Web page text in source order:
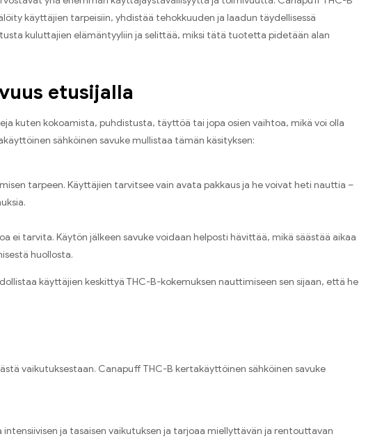
käyttäjien tarpeisiin, yhdistää tehokkuuden ja laadun täydellisessä
kuluttajien elämäntyyliin ja selittää, miksi tätä tuotetta pidetään alan
etusijalla
kuten kokoamista, puhdistusta, täyttöä tai jopa osien vaihtoa, mikä voi olla
sähköinen savuke mullistaa tämän käsityksen:
tarpeen. Käyttäjien tarvitsee vain avata pakkaus ja he voivat heti nauttia –
ei tarvita. Käytön jälkeen savuke voidaan helposti hävittää, mikä säästää aikaa
huollosta.
käyttäjien keskittyä THC-B-kokemuksen nauttimiseen sen sijaan, että he
vaikutuksestaan. Canapuff THC-B kertakäyttöinen sähköinen savuke
ja tasaisen vaikutuksen ja tarjoaa miellyttävän ja rentouttavan